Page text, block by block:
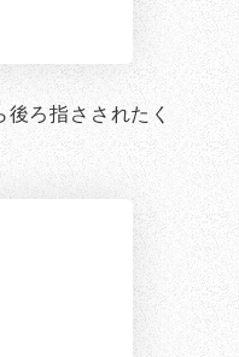
ろ指さされたく